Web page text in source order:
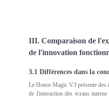
III. Comparaison de
de l'innovation
3.1 Différences dans la
Le Honor Magic V3 présente des
de l'interaction des écrans